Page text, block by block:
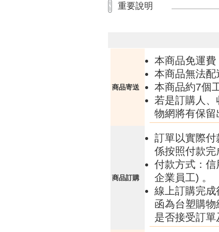
重要說明
商品寄送
本商品免運
本商品無法配
本商品約7個
若是訂購人
物網將有保
商品訂購
訂單以實際
係按照付款
付款方式：
企業員工) 。
線上訂購完
函為台塑購
是否接受訂